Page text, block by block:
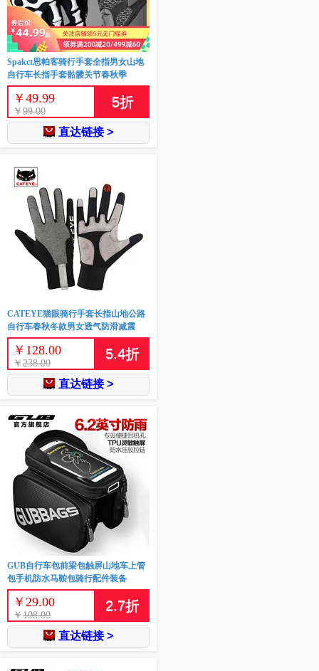
Spakct思帕客骑行手套全指男女山地
自行车长指手套骷髅关节春秋季
￥ 49.99
￥ 99.00
5折
直达链接 >
CATEYE猫眼骑行手套长指山地公路
自行车春秋冬款男女透气防滑减震
￥ 128.00
￥ 238.00
5.4折
直达链接 >
GUB自行车包前梁包触屏山地车上管
包手机防水马鞍包骑行配件装备
￥ 29.00
￥ 108.00
2.7折
直达链接 >